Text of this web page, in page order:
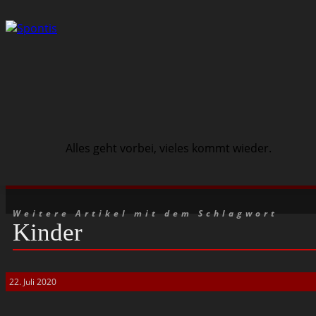
Alles geht vorbei, vieles kommt wieder.
Weitere Artikel mit dem Schlagwort
Kinder
22. Juli 2020